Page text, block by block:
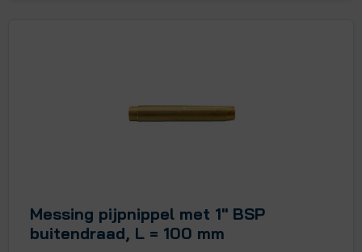
Messing pijpnippel met 1" BSP
buitendraad, L = 100 mm